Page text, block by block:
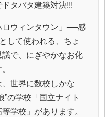
タバタ建築対決!!!
ロウィンタウン」──感
して使われる、ちょ
議で、にぎやかなお化
、世界に数校しかな
”の学校「国立ナイト
等学校」があります。